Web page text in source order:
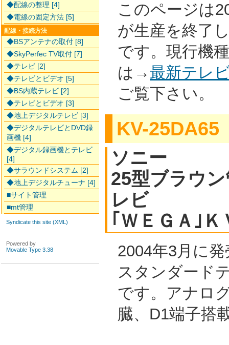
このページは
が生産を終了
です。現行機
は→最新テレ
ご覧下さい。
KV-25DA65
ソニー
25型ブラウ
レビ
｢ＷＥＧＡ｣
2004年3月に
スタンダード
です。アナロ
臓、D1端子搭
◆配線の整理 [4]
◆電線の固定方法 [5]
配線・接続方法
◆BSアンテナの取付 [8]
◆SkyPerfec TV取付 [7]
◆テレビ [2]
◆テレビとビデオ [5]
◆BS内蔵テレビ [2]
◆テレビとビデオ [3]
◆地上デジタルテレビ [3]
◆デジタルテレビとDVD録
画機 [4]
◆デジタル録画機とテレビ
[4]
◆サラウンドシステム [2]
◆地上デジタルチューナ [4]
■サイト管理
■mt管理
Syndicate this site (XML)
Powered by
Movable Type 3.38